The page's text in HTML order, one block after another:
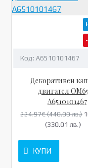
Код: A6510101467
Декоративен
двигател
A6510101467
224.97€ (440.00 лв.)
(330.01 лв.)
КУПИ